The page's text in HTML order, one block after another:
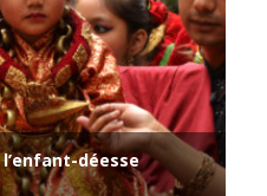
déesse